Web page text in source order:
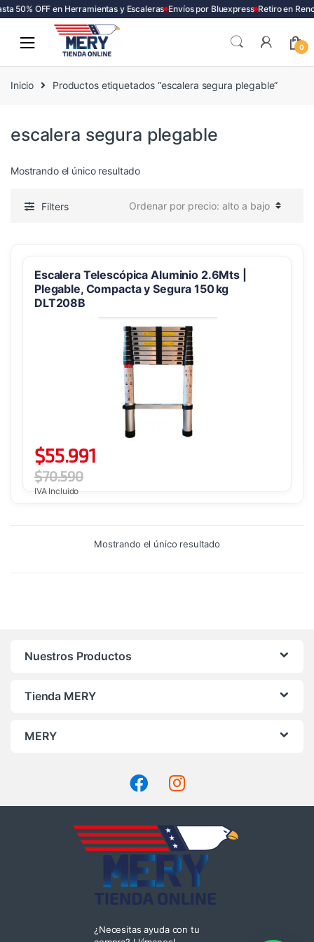
50% OFF en Herramientas y Escaleras Envíos por Bluexpress Retiro en
0
Inicio Productos etiquetados “escalera segura plegable”
escalera segura plegable
Mostrando el único resultado
Filters
Escalera Telescópica Aluminio 2.6Mts |
Plegable, Compacta y Segura 150 kg
DLT208B
$55.991
$70.590
IVA Incluido
Mostrando el único resultado
Nuestros Productos
Tienda MERY
MERY
¿Necesitas ayuda con tu